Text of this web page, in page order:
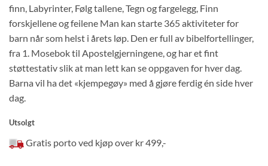
finn, Labyrinter, Følg tallene, Tegn og fargelegg, Finn
forskjellene og feilene Man kan starte 365 aktiviteter for
barn når som helst i årets løp. Den er full av bibelfortellinger,
fra 1. Mosebok til Apostelgjerningene, og har et fint
støttestativ slik at man lett kan se oppgaven for hver dag.
Barna vil ha det «kjempegøy» med å gjøre ferdig én side hver
dag.
Utsolgt
Gratis porto ved kjøp over kr 499,-